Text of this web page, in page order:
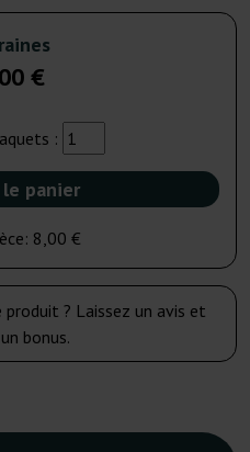
€
:
panier
8,00 €
produit ? Laissez un avis et
bonus.